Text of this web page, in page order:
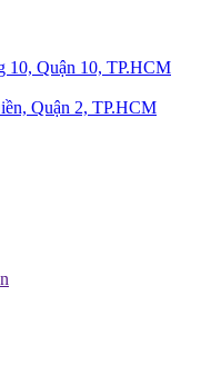
10, Quận 10, TP.HCM
Quận 2, TP.HCM